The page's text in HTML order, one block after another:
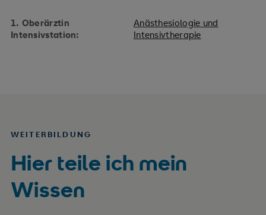
1. Oberärztin
Intensivstation:
Anästhesiologie und
Intensivtherapie
WEITERBILDUNG
Hier teile ich mein
Wissen